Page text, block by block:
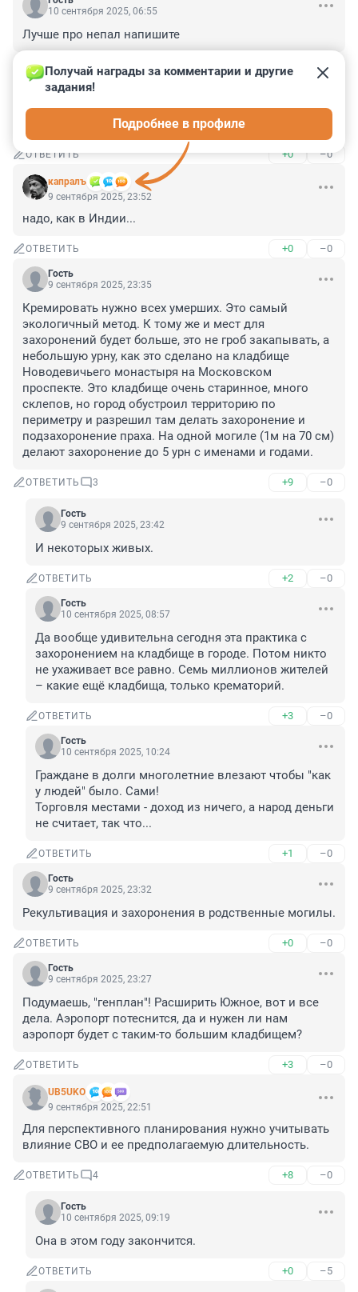
10 сентября 2025, 06:55
Лучше про непал напишите
ОТВЕТИТЬ –0
Гость
на пять лет? да больше и не надо
ОТВЕТИТЬ +0 –0
капралъ
Получай награды за комментарии и другие
задания!
Подробнее в профиле
9 сентября 2025, 23:52
надо, как в Индии...
ОТВЕТИТЬ +0 –0
Гость
9 сентября 2025, 23:35
Кремировать нужно всех умерших. Это самый
экологичный метод. К тому же и мест для
захоронений будет больше, это не гроб закапывать, а
небольшую урну, как это сделано на кладбище
Новодевичьего монастыря на Московском
проспекте. Это кладбище очень старинное, много
склепов, но город обустроил территорию по
периметру и разрешил там делать захоронение и
подзахоронение праха. На одной могиле (1м на 70 см)
делают захоронение до 5 урн с именами и годами.
ОТВЕТИТЬ 3 +9 –0
Гость
9 сентября 2025, 23:42
И некоторых живых.
ОТВЕТИТЬ +2 –0
Гость
10 сентября 2025, 08:57
Да вообще удивительна сегодня эта практика с
захоронением на кладбище в городе. Потом никто
не ухаживает все равно. Семь миллионов жителей
– какие ещё кладбища, только крематорий.
ОТВЕТИТЬ +3 –0
Гость
10 сентября 2025, 10:24
Граждане в долги многолетние влезают чтобы "как
у людей" было. Сами!
Торговля местами - доход из ничего, а народ деньги
не считает, так что...
ОТВЕТИТЬ +1 –0
Гость
9 сентября 2025, 23:32
Рекультивация и захоронения в родственные могилы.
ОТВЕТИТЬ +0 –0
Гость
9 сентября 2025, 23:27
Подумаешь, "генплан"! Расширить Южное, вот и все
дела. Аэропорт потеснится, да и нужен ли нам
аэропорт будет с таким-то большим кладбищем?
ОТВЕТИТЬ +3 –0
UB5UKO
9 сентября 2025, 22:51
Для перспективного планирования нужно учитывать
влияние СВО и ее предполагаемую длительность.
ОТВЕТИТЬ 4 +8 –0
Гость
10 сентября 2025, 09:19
Она в этом году закончится.
ОТВЕТИТЬ +0 –5